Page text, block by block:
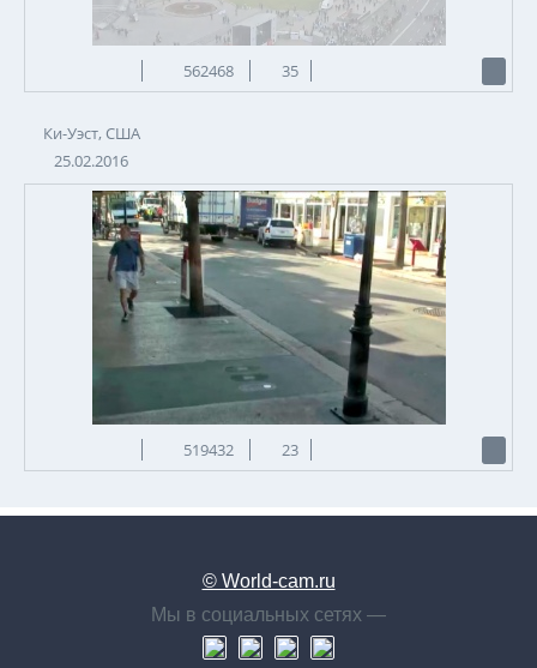
562468 35
Ки-Уэст, США
25.02.2016
519432 23
© World-cam.ru
Мы в социальных сетях —